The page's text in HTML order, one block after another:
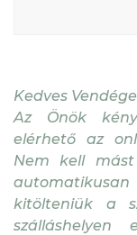
Kedves
Az Önök
elérhető az
Nem kell
kitölteniük a
szálláshelyen